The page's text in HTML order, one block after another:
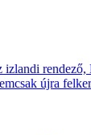
újra